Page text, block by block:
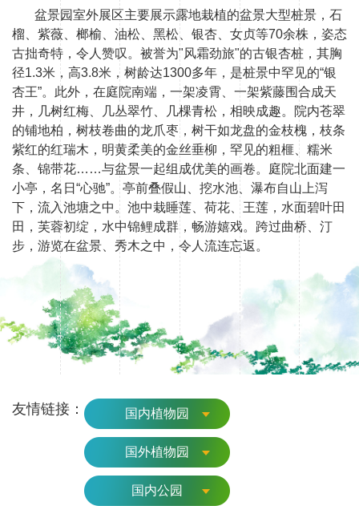
盆景园室外展区主要展示露地栽植的盆景大型桩景，石
榴、紫薇、榔榆、油松、黑松、银杏、女贞等70余株，姿态
古拙奇特，令人赞叹。被誉为"风霜劲旅"的古银杏桩，其胸
径1.3米，高3.8米，树龄达1300多年，是桩景中罕见的“银
杏王”。此外，在庭院南端，一架凌霄、一架紫藤围合成天
井，几树红梅、几丛翠竹、几棵青松，相映成趣。院内苍翠
的铺地柏，树枝卷曲的龙爪枣，树干如龙盘的金枝槐，枝条
紫红的红瑞木，明黄柔美的金丝垂柳，罕见的粗榧、糯米
条、锦带花……与盆景一起组成优美的画卷。庭院北面建一
小亭，名日“心驰”。亭前叠假山、挖水池、瀑布自山上泻
下，流入池塘之中。池中栽睡莲、荷花、王莲，水面碧叶田
田，芙蓉初绽，水中锦鲤成群，畅游嬉戏。跨过曲桥、汀
步，游览在盆景、秀木之中，令人流连忘返。
友情链接： 国内植物园
国外植物园
国内公园